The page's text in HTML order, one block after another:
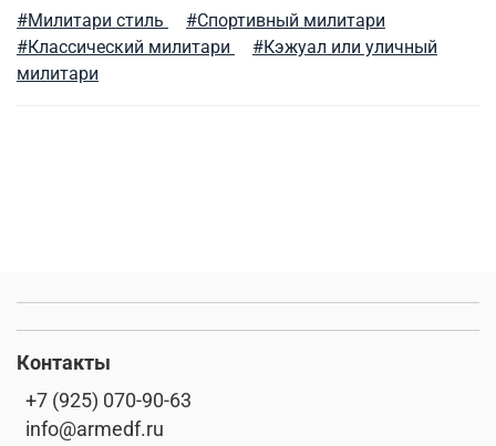
#Милитари стиль
#Спортивный милитари
#Классический милитари
#Кэжуал или уличный
милитари
Контакты
+7 (925) 070-90-63
info@armedf.ru